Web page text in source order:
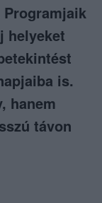
helyeket
is.
hanem
távon